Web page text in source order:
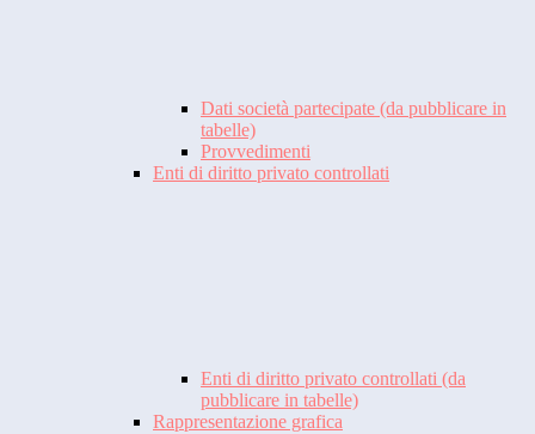
Dati società partecipate (da pubblicare in
tabelle)
Provvedimenti
Enti di diritto privato controllati
Enti di diritto privato controllati (da
pubblicare in tabelle)
Rappresentazione grafica